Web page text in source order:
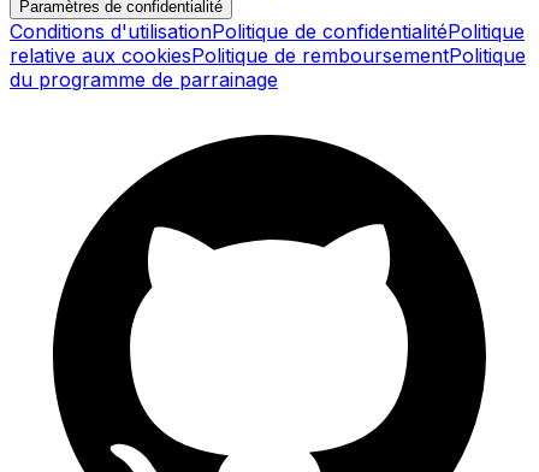
Paramètres de confidentialité
Conditions d'utilisationPolitique de confidentialitéPolitique
relative aux cookiesPolitique de remboursementPolitique
du programme de parrainage